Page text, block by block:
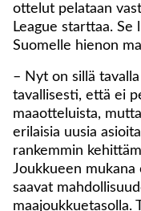
ottelut pelataan
League starttaa. Se
Suomelle hienon
– Nyt on sillä
tavallisesti, että ei
maaotteluista,
erilaisia uusia
rankemmin
Joukkueen mukana
saavat
maajoukkuetasolla.